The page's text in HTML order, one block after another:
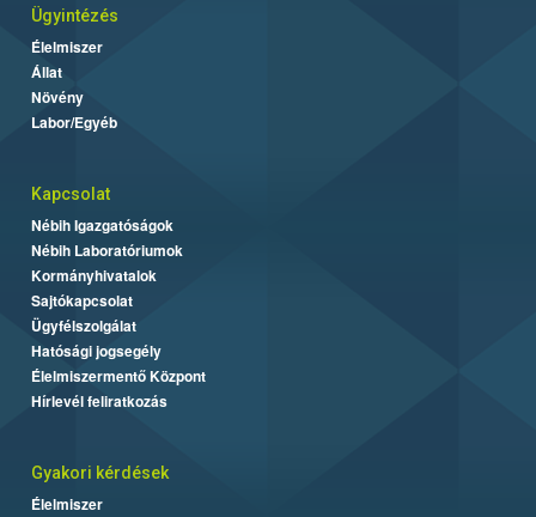
Ügyintézés
Élelmiszer
Állat
Növény
Labor/Egyéb
Kapcsolat
Nébih Igazgatóságok
Nébih Laboratóriumok
Kormányhivatalok
Sajtókapcsolat
Ügyfélszolgálat
Hatósági jogsegély
Élelmiszermentő Központ
Hírlevél feliratkozás
Gyakori kérdések
Élelmiszer